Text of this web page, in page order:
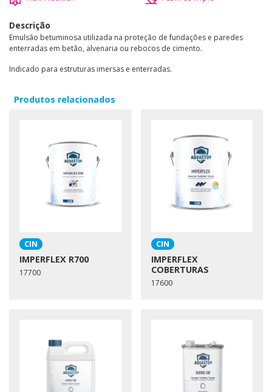
Descrição
Emulsão betuminosa utilizada na proteção de fundações e paredes
enterradas em betão, alvenaria ou rebocos de cimento.
Indicado para estruturas imersas e enterradas.
Produtos relacionados
CIN
IMPERFLEX R700
17700
CIN
IMPERFLEX
COBERTURAS
17600